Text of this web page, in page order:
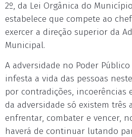
2º, da Lei Orgânica do
estabelece que compete ao
exercer a direção superior da
Municipal.
A adversidade no Poder
infesta a vida das pessoas
por contradições, incoerências
da adversidade só existem três
enfrentar, combater e vencer,
haverá de continuar lutando